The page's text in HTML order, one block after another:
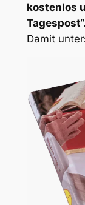
kostenlos
Tagespost“.
Damit